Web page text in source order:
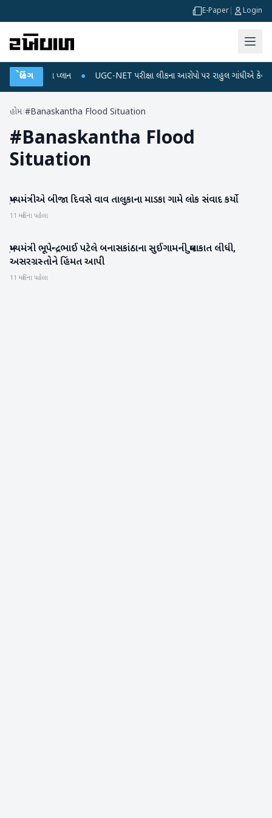
E-Paper Login
બ્રેકિંગ
અને ડેટા પ્લાન ● UGC-NET પરીક્ષા લીકના આરોપો પર રાહુલ ગાંધીએ કેન્દ્ર પર
હોમ/#Banaskantha Flood Situation
#Banaskantha Flood
Situation
બનાસકાંઠા
મુખ્યમંત્રીએ બીજા દિવસે વાવ તાલુકાના માડકા ગામે લોક સંવાદ કર્યો
11 મહિના પહેલા
બનાસકાંઠા
મુખ્યમંત્રી ભૂપેન્દ્રભાઈ પટેલે બનાસકાંઠાના સુઈગામની મુલાકાત લીધી,
અસરગ્રસ્તોને હિંમત આપી
11 મહિના પહેલા